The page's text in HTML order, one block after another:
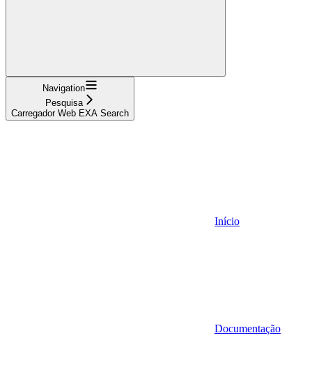
Navigation
Pesquisa
Carregador Web EXA Search
Início
Documentação